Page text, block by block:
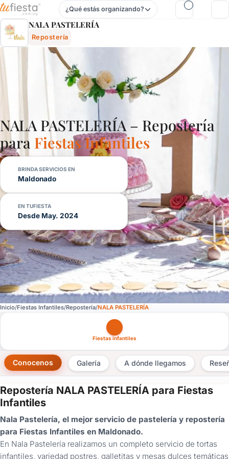
Nala PastelerÍa - Repostería Para Fiestas Infantiles Y
¿Qué estás organizando?
NALA PASTELERÍA
Repostería
NALA PASTELERÍA – Repostería
para Fiestas Infantiles
BRINDA SERVICIOS EN
Maldonado
EN TUFIESTA
Desde May. 2024
Inicio Fiestas Infantiles Repostería NALA PASTELERÍA
Otras versiones de esta ficha por tipo de festejo
Fiestas infantiles
Conocenos Galería A dónde llegamos
Repostería NALA PASTELERÍA para Fiestas
Infantiles
Nala Pastelería, el mejor servicio de pastelería y repostería
para Fiestas Infantiles en Maldonado.
En Nala Pastelería realizamos un completo servicio de tortas
infantiles, variedad postres, galletitas y mesas dulces temáticas
×
Consultar
tenés
cuenta?